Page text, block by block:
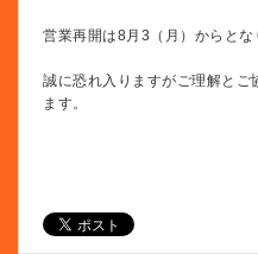
営業再開は8月3（月）からとな
誠に恐れ入りますがご理解と
ます。